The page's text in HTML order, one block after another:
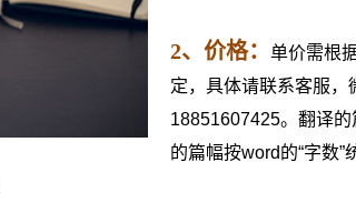
2、价格：
单价需根
定，具体请联系客服，
18851607425。翻译的
的篇幅按word的“字数